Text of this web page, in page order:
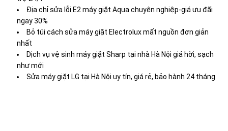
Địa chỉ sửa lỗi E2 máy giặt Aqua chuyên nghiệp-giá ưu đãi
ngay 30%
Bỏ túi cách sửa máy giặt Electrolux mất nguồn đơn giản
nhất
Dịch vụ vệ sinh máy giặt Sharp tại nhà Hà Nội giá hời, sạch
như mới
Sửa máy giặt LG tại Hà Nội uy tín, giá rẻ, bảo hành 24 tháng